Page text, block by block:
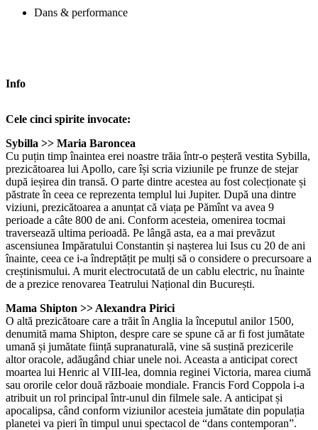
Dans & performance
Info
Cele cinci spirite invocate:
Sybilla >> Maria Baroncea
Cu puțin timp înaintea erei noastre trăia într-o peșteră vestita Sybilla,
prezicătoarea lui Apollo, care își scria viziunile pe frunze de stejar
după ieșirea din transă. O parte dintre acestea au fost colecționate și
păstrate în ceea ce reprezenta templul lui Jupiter. După una dintre
viziuni, prezicătoarea a anunțat că viața pe Pămînt va avea 9
perioade a câte 800 de ani. Conform acesteia, omenirea tocmai
traversează ultima perioadă. Pe lângă asta, ea a mai prevăzut
ascensiunea Impăratului Constantin și nașterea lui Isus cu 20 de ani
înainte, ceea ce i-a îndreptățit pe mulți să o considere o precursoare a
creștinismului. A murit electrocutată de un cablu electric, nu înainte
de a prezice renovarea Teatrului Național din București.
Mama Shipton >> Alexandra Pirici
O altă prezicătoare care a trăit în Anglia la începutul anilor 1500,
denumită mama Shipton, despre care se spune că ar fi fost jumătate
umană și jumătate ființă supranaturală, vine să susțină prezicerile
altor oracole, adăugând chiar unele noi. Aceasta a anticipat corect
moartea lui Henric al VIII-lea, domnia reginei Victoria, marea ciumă
sau ororile celor două războaie mondiale. Francis Ford Coppola i-a
atribuit un rol principal într-unul din filmele sale. A anticipat și
apocalipsa, când conform viziunilor acesteia jumătate din populația
planetei va pieri în timpul unui spectacol de “dans contemporan”.